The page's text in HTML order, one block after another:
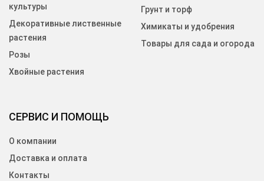
СЕРВИС И ПОМОЩЬ
О компании
Доставка и оплата
Контакты
культуры
Декоративные лиственные
растения
Розы
Хвойные растения
Грунт и торф
Химикаты и удобрения
Товары для сада и огорода